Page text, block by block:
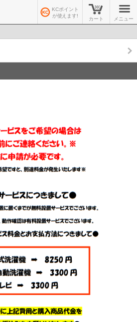
KCポイント
が使えます!
カート メニュー